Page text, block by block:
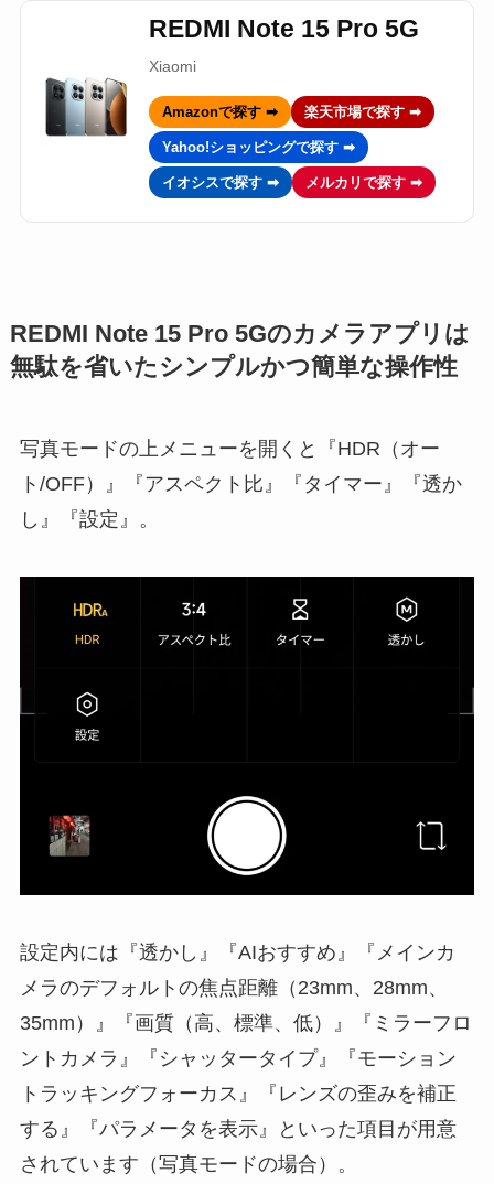
REDMI Note 15 Pro 5G
Xiaomi
Amazonで探す ➡ 楽天市場で探す ➡
Yahoo!ショッピングで探す ➡
イオシスで探す ➡ メルカリで探す ➡
REDMI Note 15 Pro 5Gのカメラアプリは
無駄を省いたシンプルかつ簡単な操作性
写真モードの上メニューを開くと『HDR（オー
ト/OFF）』『アスペクト比』『タイマー』『透か
し』『設定』。
設定内には『透かし』『AIおすすめ』『メインカ
メラのデフォルトの焦点距離（23mm、28mm、
35mm）』『画質（高、標準、低）』『ミラーフロ
ントカメラ』『シャッタータイプ』『モーション
トラッキングフォーカス』『レンズの歪みを補正
する』『パラメータを表示』といった項目が用意
されています（写真モードの場合）。